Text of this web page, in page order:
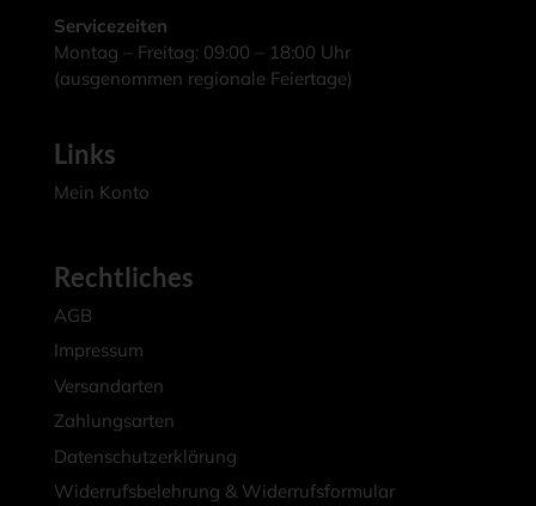
Servicezeiten
Montag – Freitag: 09:00 – 18:00 Uhr
(ausgenommen regionale Feiertage)
Links
Mein Konto
Rechtliches
AGB
Impressum
Versandarten
Zahlungsarten
Datenschutzerklärung
Widerrufsbelehrung & Widerrufsformular